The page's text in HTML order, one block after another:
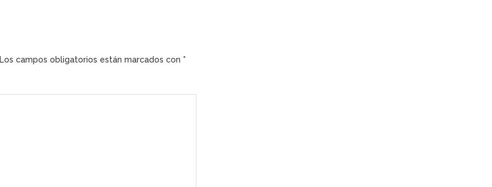
Los campos obligatorios están marcados con *